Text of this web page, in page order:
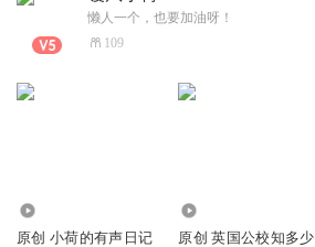
懒人一个，也要加油呀！
109
原创 小荷的有声日记
原创 英国公校知多少